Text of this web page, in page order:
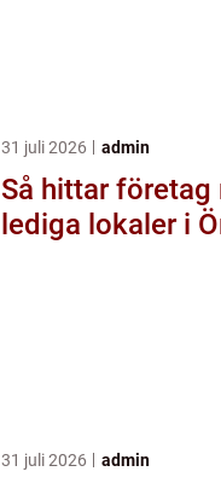
31 juli 2026 admin
Så hittar företag
lediga lokaler i
31 juli 2026 admin